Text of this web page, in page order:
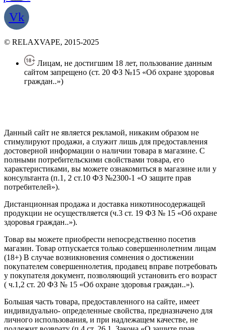
Vk
© RELAXVAPE, 2015-2025
Лицам, не достигшим 18 лет, пользование данным
сайтом запрещено (ст. 20 ФЗ №15 «Об охране здоровья
граждан..»)
Данный сайт не является рекламой, никаким образом не
стимулируют продажи, а служит лишь для предоставления
достоверной информации о наличии товара в магазине. С
полными потребительскими свойствами товара, его
характеристиками, вы можете ознакомиться в магазине или у
консультанта (п.1, 2 ст.10 ФЗ №2300-1 «О защите прав
потребителей»).
Дистанционная продажа и доставка никотиносодержащей
продукции не осуществляется (ч.3 ст. 19 ФЗ № 15 «Об охране
здоровья граждан..»).
Товар вы можете приобрести непосредственно посетив
магазин. Товар отпускается только совершеннолетним лицам
(18+) В случае возникновения сомнения о достижении
покупателем совершеннолетия, продавец вправе потребовать
у покупателя документ, позволяющий установить его возраст
( ч.1,2 ст. 20 ФЗ № 15 «Об охране здоровья граждан..»).
Большая часть товара, предоставленного на сайте, имеет
индивидуально- определенные свойства, предназначено для
личного использования, и при надлежащем качестве, не